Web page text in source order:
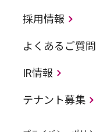
採用情報
よくあるご質問
IR情報
テナント募集